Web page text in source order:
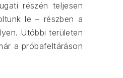
részén teljesen
le – részben a
Utóbbi területen
a próbafeltáráson